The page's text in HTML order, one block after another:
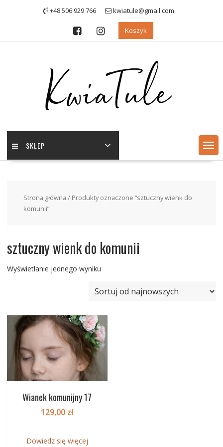
+48 506 929 766 kwiatule@gmail.com
Koszyk
SKLEP
Strona główna / Produkty oznaczone “sztuczny wienk do
komunii”
sztuczny wienk do komunii
Wyświetlanie jednego wyniku
Wianek komunijny 17
129,00 zł
Dowiedz się więcej